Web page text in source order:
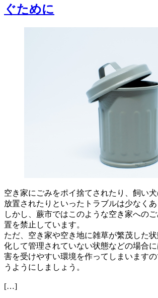
ぐために
空き家にごみをポイ捨てされたり、飼い
放置されたりといったトラブルは少なくあ
しかし、蕨市ではこのような空き家への
置を禁止しています。
ただ、空き家や空き地に雑草が繁茂した
化して管理されていない状態などの場合
害を受けやすい環境を作ってしまいます
うようにしましょう。
[…]